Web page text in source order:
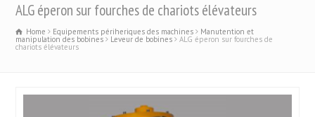
ALG éperon sur fourches de chariots élévateurs
Home Equipements périheriques des machines Manutention et
manipulation des bobines Leveur de bobines ALG éperon sur fourches de
chariots élévateurs